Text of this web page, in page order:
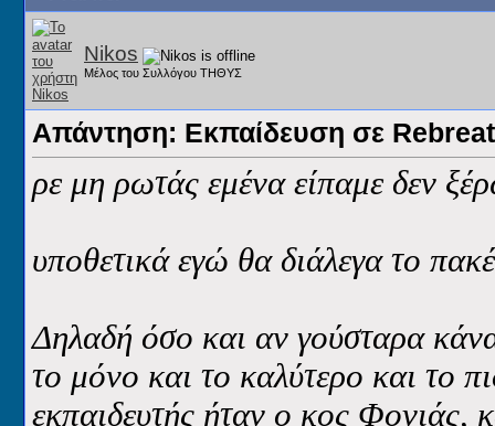
Nikos
Μέλος του Συλλόγου ΤΗΘΥΣ
Απάντηση: Εκπαίδευση σε
ρε μη ρωτάς εμένα είπαμε δεν
υποθετικά εγώ θα διάλεγα το
Δηλαδή όσο και αν γούσταρα
το μόνο και το καλύτερο και το
εκπαιδευτής ήταν ο κος Φονιάς,